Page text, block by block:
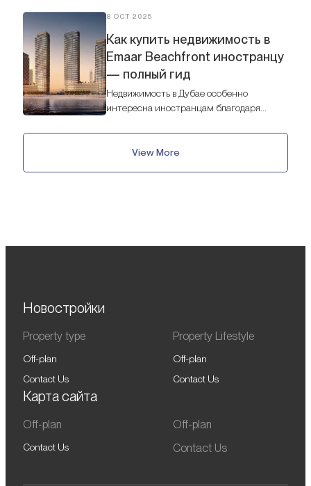
8 OCT 2025
Как купить недвижимость в
Emaar Beachfront иностранцу
— полный гид
Недвижимость в Дубае особенно
интересна иностранцам благодаря
арендным доходам и большому выбору
престижных локаций. Одной из самых
View More
Новостройки
Property type
Off-plan
Contact Us
Property Lifestyle
Off-plan
Contact Us
Карта сайта
Off-plan
Contact Us
Off-plan
Contact Us